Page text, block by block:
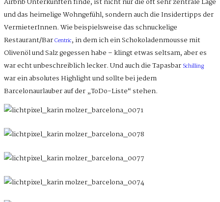
und das heimelige Wohngefühl, sondern auch die Insidertipps der
VermieterInnen. Wie beispielsweise das schnuckelige
Restaurant/BarCentric, in dem ich ein Schokoladenmousse mit
Olivenöl und Salz gegessen habe – klingt etwas seltsam, aber es
war echt unbeschreiblich lecker. Und auch die Tapasbar Schilling
war ein absolutes Highlight und sollte bei jedem
Barcelonaurlauber auf der „ToDo-Liste“ stehen.